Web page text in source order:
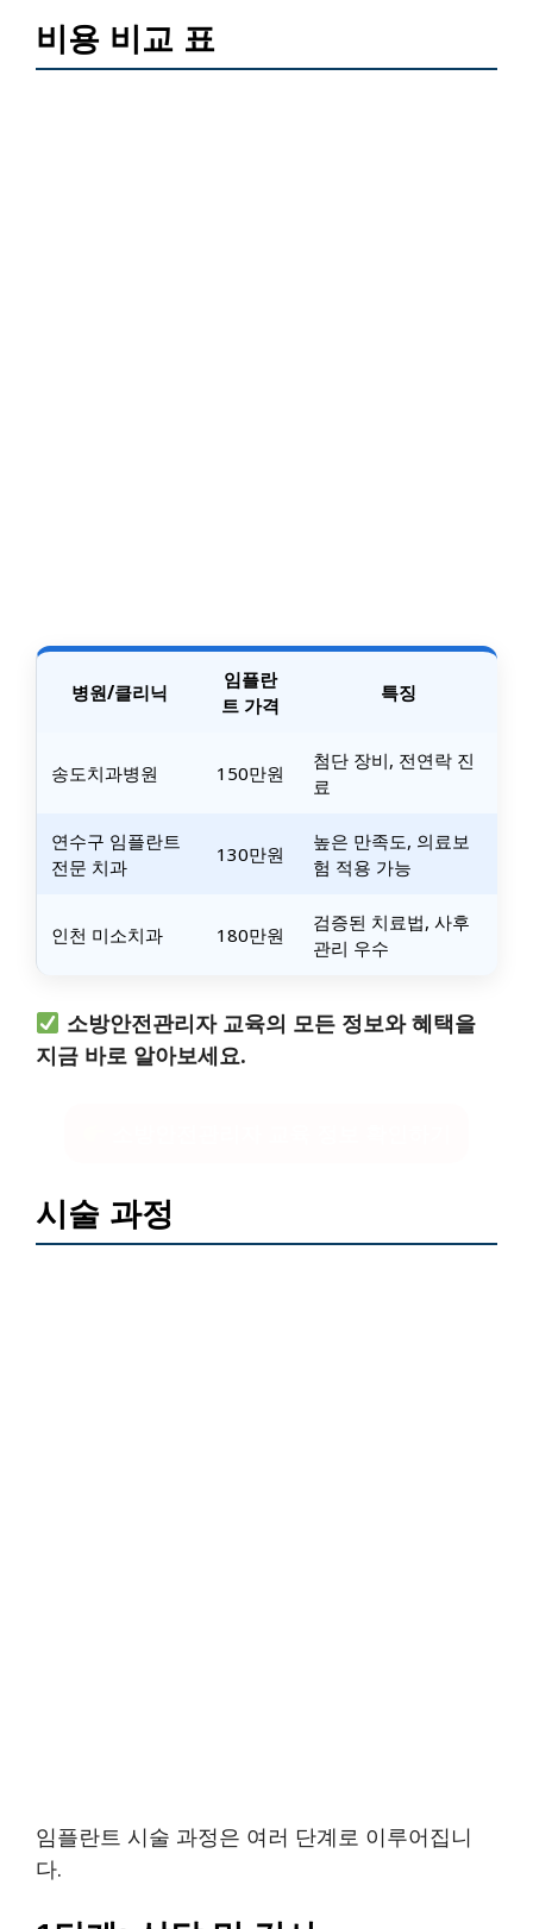
비용 비교 표
병원/클리닉
임플란
트 가격
특징
송도치과병원 150만원
첨단 장비, 전연락 진
료
연수구 임플란트
전문 치과
130만원
높은 만족도, 의료보
험 적용 가능
인천 미소치과 180만원
검증된 치료법, 사후
관리 우수
소방안전관리자 교육의 모든 정보와 혜택을
지금 바로 알아보세요.
시술 과정
임플란트 시술 과정은 여러 단계로 이루어집니
다.